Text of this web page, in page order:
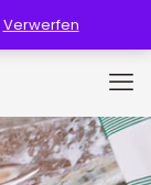
Verwerfen